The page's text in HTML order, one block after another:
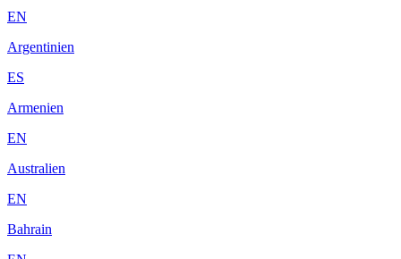
EN
Argentinien
ES
Armenien
EN
Australien
EN
Bahrain